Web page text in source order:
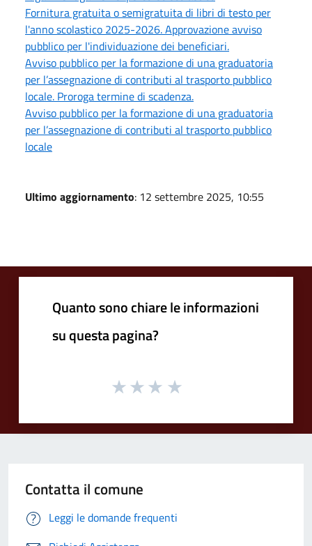
Fornitura gratuita o semigratuita di libri di testo per
l'anno scolastico 2025-2026. Approvazione avviso
pubblico per l'individuazione dei beneficiari.
Avviso pubblico per la formazione di una graduatoria
per l’assegnazione di contributi al trasporto pubblico
locale. Proroga termine di scadenza.
Avviso pubblico per la formazione di una graduatoria
per l’assegnazione di contributi al trasporto pubblico
locale
Ultimo aggiornamento: 12 settembre 2025, 10:55
Quanto sono chiare le informazioni
su questa pagina?
Contatta il comune
Leggi le domande frequenti